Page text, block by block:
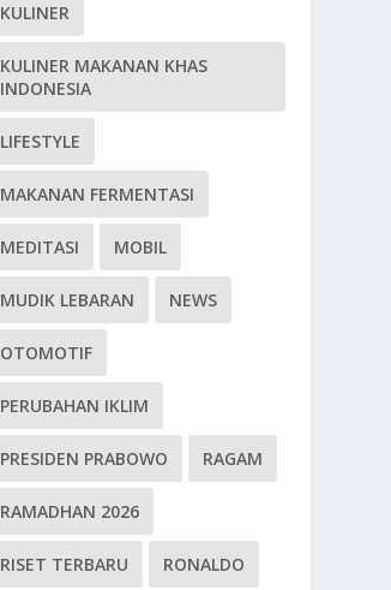
KULINER
KULINER MAKANAN KHAS
INDONESIA
LIFESTYLE
MAKANAN FERMENTASI
MEDITASI MOBIL
MUDIK LEBARAN NEWS
OTOMOTIF
PERUBAHAN IKLIM
PRESIDEN PRABOWO RAGAM
RAMADHAN 2026
RISET TERBARU RONALDO